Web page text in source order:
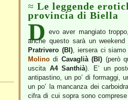
Le leggende
provincia di Biella
D evo aver mangiato
anche questo sarà un
Pratrivero (BI), iersera ci siamo
Molino di Cavaglià (BI) (però
uscita A4 Santhià). E’ un
antipastino, un po’ di formaggi,
un po’ la mancanza dei
cifra di cui sopra sono